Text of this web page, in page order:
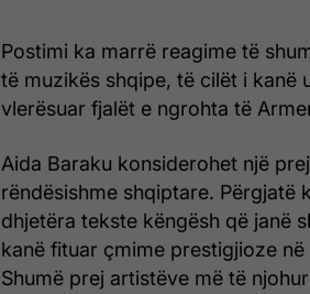
Postimi ka marrë reagime të
të muzikës shqipe, të cilët i kanë
vlerësuar fjalët e ngrohta të
Aida Baraku konsiderohet një
rëndësishme shqiptare. Përgjatë
dhjetëra tekste këngësh që janë
kanë fituar çmime prestigjioze
Shumë prej artistëve më të